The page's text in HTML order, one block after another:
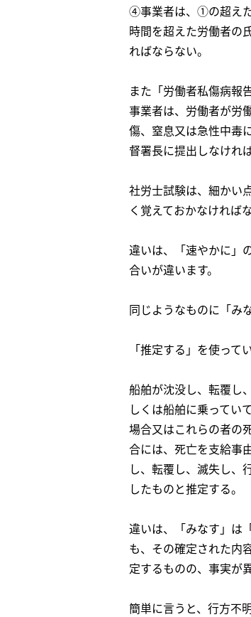
④事業者は、①の超え
時間を超えた労働者の
ればならない。
また「労働者私傷病報
事業者は、労働者が労
傷、窒息又は急性中毒
督署長に提出しなけれ
社労士試験は、細かい
く覚えておかなければ
違いは、「速やかに」
合いが違います。
同じようなものに「み
「推定する」を使って
船舶が沈没し、転覆し
しくは船舶に乗ってい
場合又はこれらの者の
合には、死亡を支給事
し、転覆し、滅失し、
したものと推定する。
違いは、「みなす」は
も、その確定された内
定するものの、事実が
簡単に言うと、行方不